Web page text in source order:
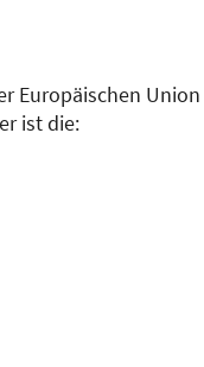
Europäischen Union
ist die: